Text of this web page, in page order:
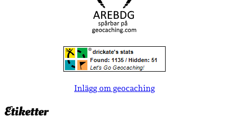
Inlägg om geocaching
Etiketter